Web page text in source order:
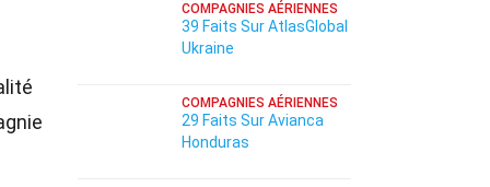
COMPAGNIES AÉRIENNES
39 Faits Sur AtlasGlobal
Ukraine
COMPAGNIES AÉRIENNES
29 Faits Sur Avianca
Honduras